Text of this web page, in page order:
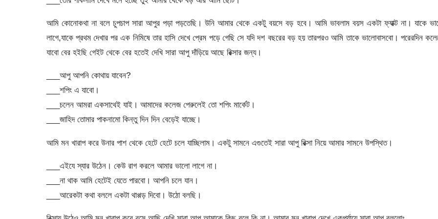
আমি কোনোকথা না বলে চুপচাপ সারা আপুর পড়া পড়তেছি। উনি আমার থেকে একটু বয়সে বড় হবে। আমি ভাবলাম বয়স একটা ফ্যাক্ট না। যাকে
লাগে,যাকে প্রথম দেখার পর এক নিমিষে তার হাসি দেখে প্রেম পড়ে গেছি সে যদি দশ বছরের বড় হয় তারপরও আমি তাকে ভালোবাসবো। পরেরদিন
যাবো বের হইছি গেইট থেকে বের হতেই দেখি সারা আপু দাঁড়িয়ে আছে রিক্সার জন্য।
___আপু আপনি কোথায় যাবেন?
___শপিং এ যাবো।
___চলেন আমরা একসাথেই যাই। আমাদের কলেজ পেরুলেই তো শপিং মার্কেট।
___জাহিদ তোমার পাকনামো কিন্তু দিন দিন বেড়েই যাচ্ছে।
আমি মন খারাপ করে উনার পাশ থেকে হেটে হেটে চলে যাচ্ছিলাম। একটু সামনে এগুতেই সারা আপু রিক্সা নিয়ে আমার সামনে উপস্থিত।
___এইযে স্যার উঠেন। কেউ রাগ করলে আমার ভালো লাগে না।
___না থাক আমি হেটেই যেতে পারবো। আপনি চলে যান।
___আরেকটা কথা বললে একটা থাপ্পড় দিবো। উঠো বলছি।